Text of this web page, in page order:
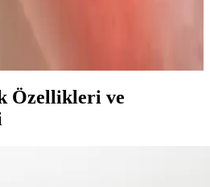
Özellikleri ve